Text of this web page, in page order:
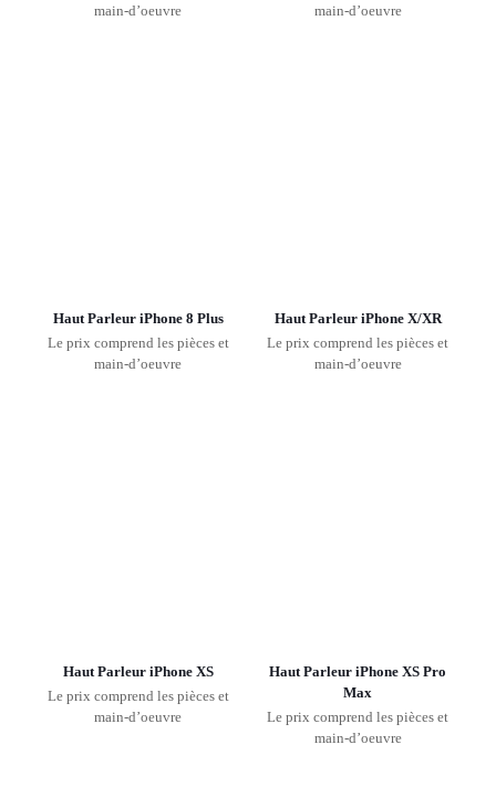
main-d’oeuvre
main-d’oeuvre
Haut Parleur iPhone 8 Plus
Le prix comprend les pièces et
main-d’oeuvre
Haut Parleur iPhone X/XR
Le prix comprend les pièces et
main-d’oeuvre
Haut Parleur iPhone XS
Le prix comprend les pièces et
main-d’oeuvre
Haut Parleur iPhone XS Pro
Max
Le prix comprend les pièces et
main-d’oeuvre